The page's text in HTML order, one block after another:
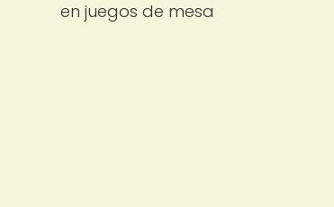
en juegos de mesa